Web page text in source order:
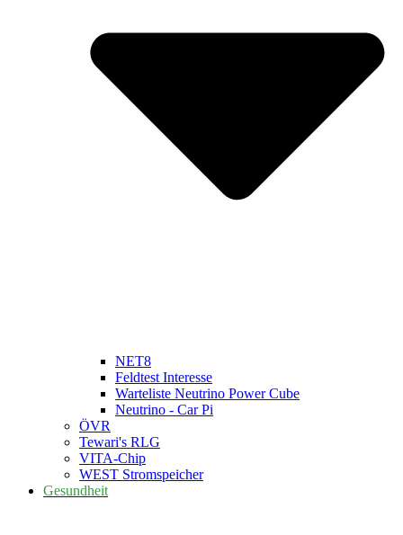
NET8
Feldtest Interesse
Warteliste Neutrino Power Cube
Neutrino - Car Pi
ÖVR
Tewari's RLG
VITA-Chip
WEST Stromspeicher
Gesundheit